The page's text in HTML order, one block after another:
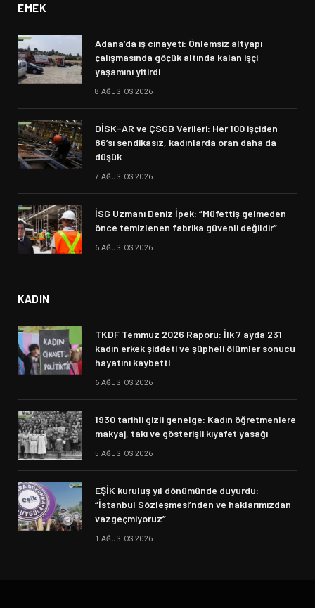
EMEK
Adana’da iş cinayeti: Önlemsiz altyapı
çalışmasında göçük altında kalan işçi
yaşamını yitirdi
8 AĞUSTOS 2026
DİSK-AR ve ÇSGB Verileri: Her 100 işçiden
86’sı sendikasız, kadınlarda oran daha da
düşük
7 AĞUSTOS 2026
İSG Uzmanı Deniz İpek: “Müfettiş gelmeden
önce temizlenen fabrika güvenli değildir”
6 AĞUSTOS 2026
KADIN
TKDF Temmuz 2026 Raporu: İlk 7 ayda 231
kadın erkek şiddeti ve şüpheli ölümler sonucu
hayatını kaybetti
6 AĞUSTOS 2026
1930 tarihli gizli genelge: Kadın öğretmenlere
makyaj, takı ve gösterişli kıyafet yasağı
5 AĞUSTOS 2026
EŞİK kuruluş yıl dönümünde duyurdu:
“İstanbul Sözleşmesi’nden ve haklarımızdan
vazgeçmiyoruz”
1 AĞUSTOS 2026